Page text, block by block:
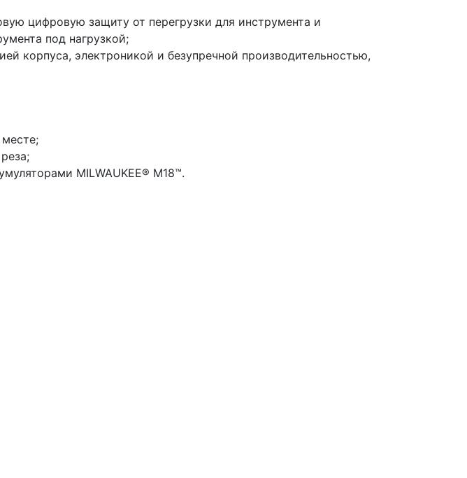
цифровую защиту от перегрузки для инструмента и
под нагрузкой;
корпуса, электроникой и безупречной производительностью,
MILWAUKEE® M18™.